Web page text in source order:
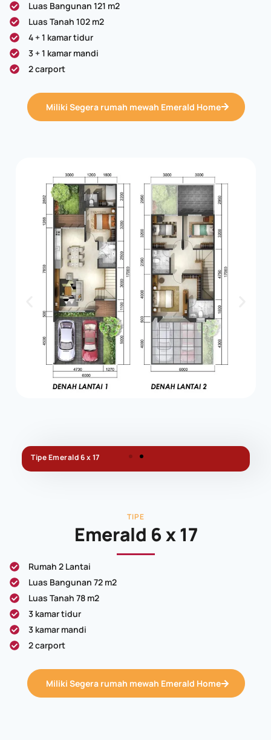
Luas Bangunan 121 m2
Luas Tanah 102 m2
4 + 1 kamar tidur
3 + 1 kamar mandi
2 carport
Miliki Segera rumah mewah Emerald Home
Tipe Emerald 6 x 17
TIPE
Emerald 6 x 17
Rumah 2 Lantai
Luas Bangunan 72 m2
Luas Tanah 78 m2
3 kamar tidur
3 kamar mandi
2 carport
Miliki Segera rumah mewah Emerald Home